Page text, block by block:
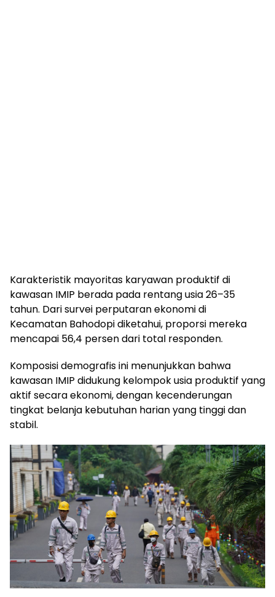
Karakteristik mayoritas karyawan produktif di
kawasan IMIP berada pada rentang usia 26–35
tahun. Dari survei perputaran ekonomi di
Kecamatan Bahodopi diketahui, proporsi mereka
mencapai 56,4 persen dari total responden.
Komposisi demografis ini menunjukkan bahwa
kawasan IMIP didukung kelompok usia produktif yang
aktif secara ekonomi, dengan kecenderungan
tingkat belanja kebutuhan harian yang tinggi dan
stabil.